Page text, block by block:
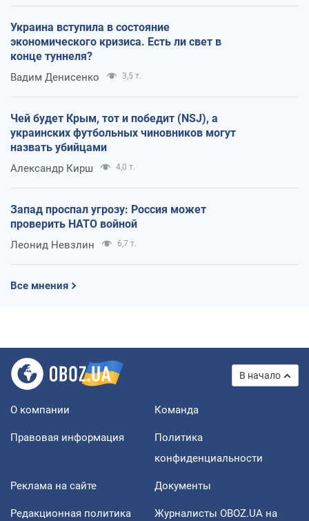
Украина вступила в состояние
экономического кризиса. Есть ли свет в
конце туннеля?
Вадим Денисенко 3,5 т.
Чей будет Крым, тот и победит (NSJ), а
украинских футбольных чиновников могут
назвать убийцами
Александр Кирш 4,0 т.
Запад проспал угрозу: Россия может
проверить НАТО войной
Леонид Невзлин 6,7 т.
Все мнения
В начало
О компании Команда
Правовая информация
Политика
конфиденциальности
Реклама на сайте Документы
Редакционная политика
Журналисты OBOZ.UA на